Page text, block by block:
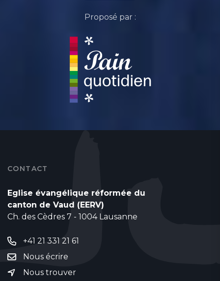
Proposé par :
CONTACT
Eglise évangélique réformée du
canton de Vaud (EERV)
Ch. des Cèdres 7 - 1004 Lausanne
+41 21 331 21 61
Nous écrire
Nous trouver